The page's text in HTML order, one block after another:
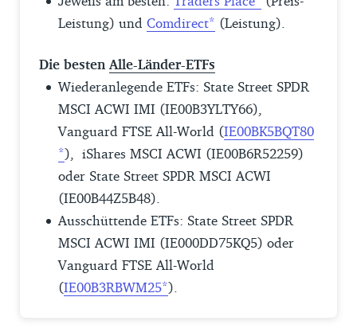
Leistung) und Comdirect (Leistung).
Die besten Alle-Länder-ETFs
Wiederanlegende ETFs: State Street SPDR
MSCI ACWI IMI (IE00B3YLTY66),
Vanguard FTSE All-World (IE00BK5BQT80
), iShares MSCI ACWI (IE00B6R52259)
oder State Street SPDR MSCI ACWI
(IE00B44Z5B48).
Ausschüttende ETFs: State Street SPDR
MSCI ACWI IMI (IE000DD75KQ5) oder
Vanguard FTSE All-World
(IE00B3RBWM25 ).